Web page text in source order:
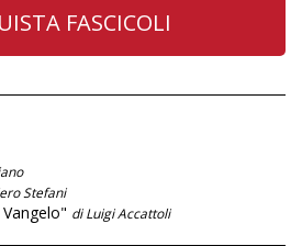
FASCICOLI
Stefani
di Luigi Accattoli